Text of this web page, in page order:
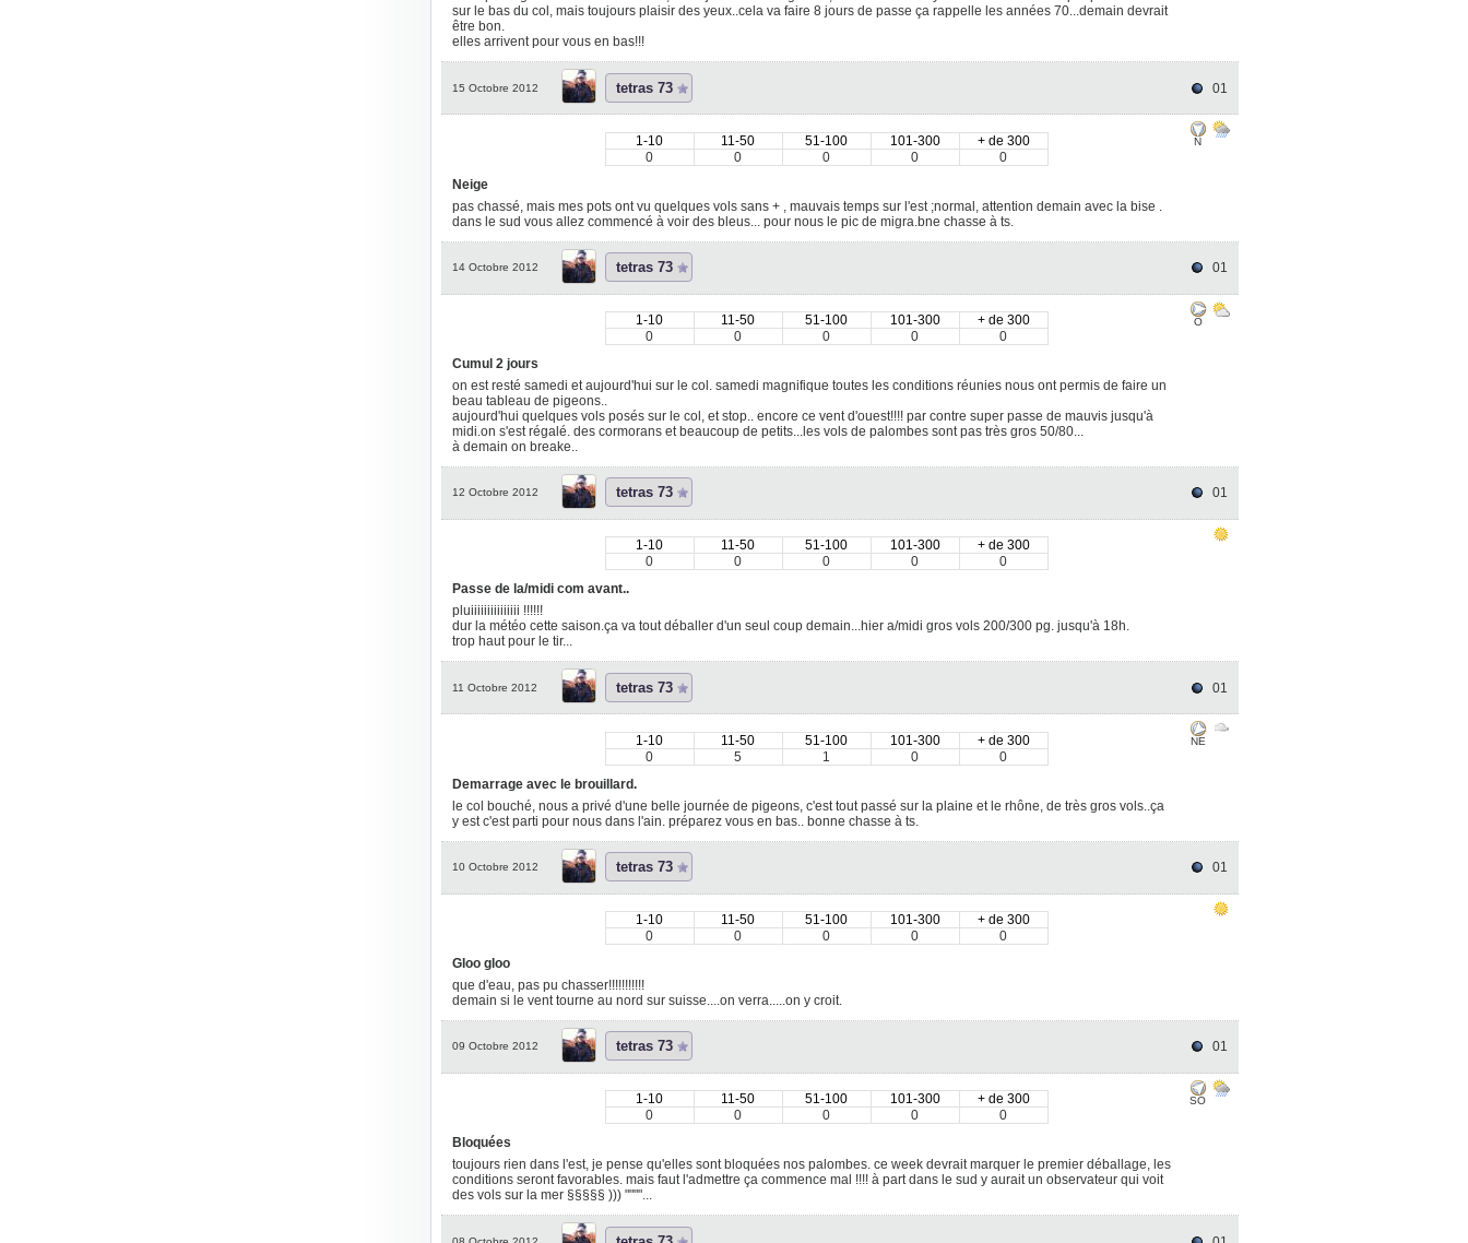
sur le bas du col, mais toujours plaisir des yeux..cela va faire 8 jours de passe ça rappelle les années 70...demain devrait
être bon.
elles arrivent pour vous en bas!!!
15 Octobre 2012 tetras 73 01
1-10 11-50 51-100 101-300
+ de 300
0
0 0 0
0
Neige
pas chassé, mais mes pots ont vu quelques vols sans + , mauvais temps sur l'est ;normal, attention demain avec la bise .
dans le sud vous allez commencé à voir des bleus... pour nous le pic de migra.bne chasse à ts.
N
14 Octobre 2012 tetras 73 01
1-10 11-50 51-100 101-300
+ de 300
0
0 0 0
0
Cumul 2 jours
on est resté samedi et aujourd'hui sur le col. samedi magnifique toutes les conditions réunies nous ont permis de faire un
beau tableau de pigeons..
aujourd'hui quelques vols posés sur le col, et stop.. encore ce vent d'ouest!!!! par contre super passe de mauvis jusqu'à
midi.on s'est régalé. des cormorans et beaucoup de petits...les vols de palombes sont pas très gros 50/80...
à demain on breake..
O
12 Octobre 2012 tetras 73 01
1-10 11-50 51-100 101-300
+ de 300
0
0 0 0
0
Passe de la/midi com avant..
pluiiiiiiiiiiiiiii !!!!!!
dur la météo cette saison.ça va tout déballer d'un seul coup demain...hier a/midi gros vols 200/300 pg. jusqu'à 18h.
trop haut pour le tir...
11 Octobre 2012 tetras 73 01
1-10 11-50 51-100 101-300
+ de 300
0
5 1 0
0
Demarrage avec le brouillard.
le col bouché, nous a privé d'une belle journée de pigeons, c'est tout passé sur la plaine et le rhône, de très gros vols..ça
y est c'est parti pour nous dans l'ain. préparez vous en bas.. bonne chasse à ts.
NE
10 Octobre 2012 tetras 73 01
1-10 11-50 51-100 101-300
+ de 300
0
0 0 0
0
Gloo gloo
que d'eau, pas pu chasser!!!!!!!!!!!
demain si le vent tourne au nord sur suisse....on verra.....on y croit.
09 Octobre 2012 tetras 73 01
1-10 11-50 51-100 101-300
+ de 300
0
0 0 0
0
Bloquées
toujours rien dans l'est, je pense qu'elles sont bloquées nos palombes. ce week devrait marquer le premier déballage, les
conditions seront favorables. mais faut l'admettre ça commence mal !!!! à part dans le sud y aurait un observateur qui voit
des vols sur la mer §§§§§ ))) """"...
SO